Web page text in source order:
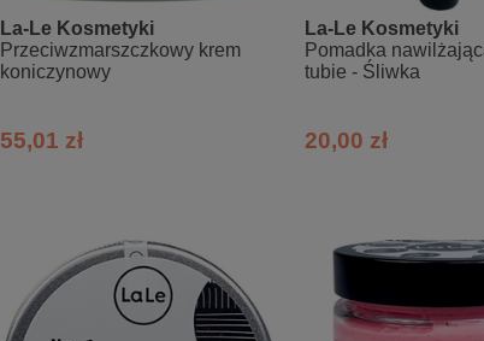
La-Le Kosmetyki
Przeciwzmarszczkowy krem
koniczynowy
55,01 zł
La-Le Kosmetyki
Pomadka
tubie - Śliwka
20,00 zł